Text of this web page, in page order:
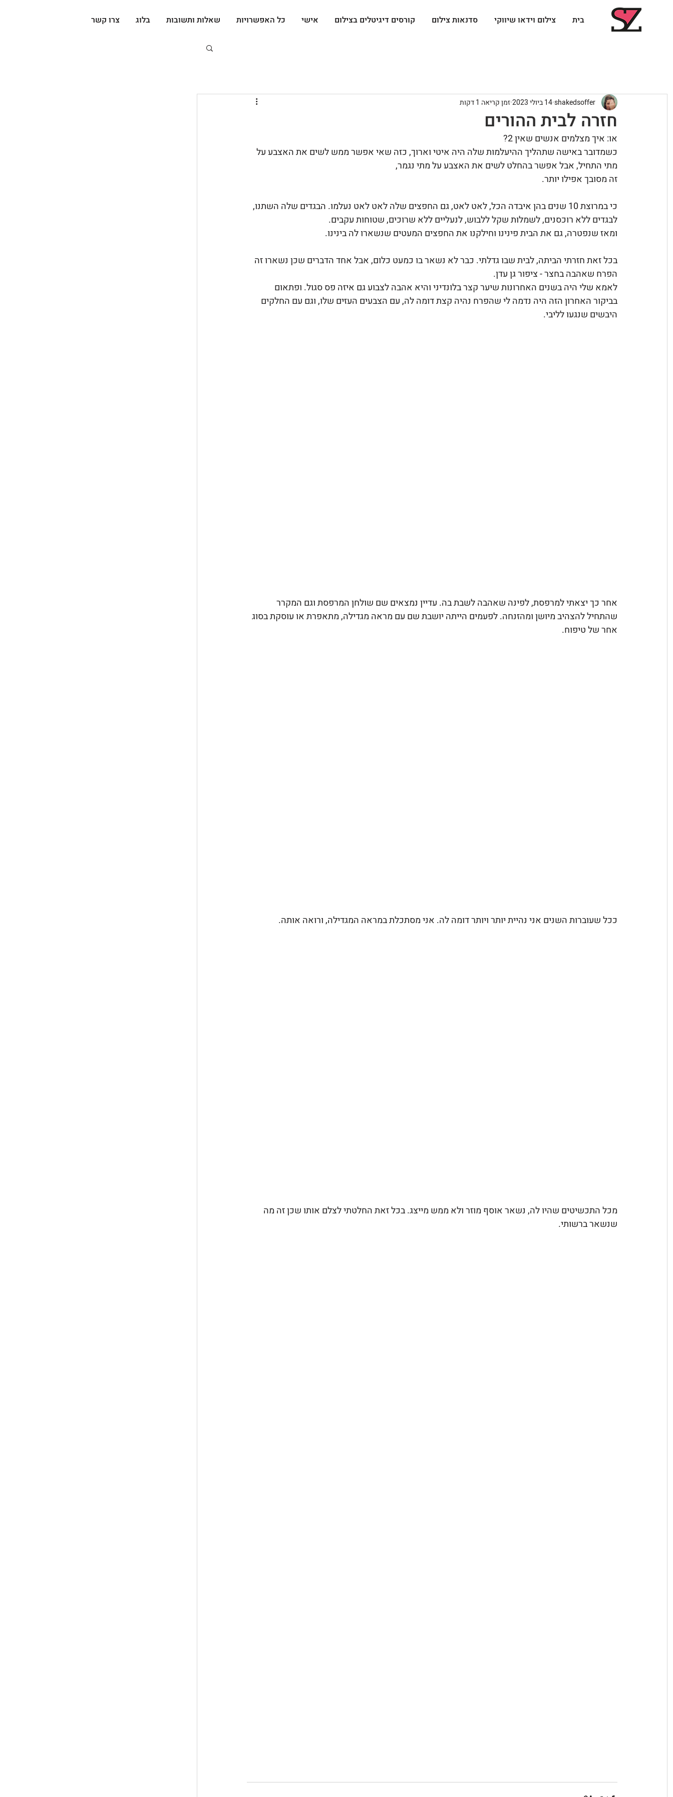
בית צילום וידאו שיווקי סדנאות צילום קורסים דיגיטלים בצילום אישי כל האפשרויות שאלות ותשובות בלוג צרו קשר
חזרה לבית ההורים
shakedsoffer14 ביולי 2023 זמן קריאה 1 דקות
או: איך מצלמים אנשים שאין 2?
כשמדובר באישה שתהליך ההיעלמות שלה היה איטי וארוך, כזה שאי אפשר ממש לשים את האצבע על
מתי התחיל, אבל אפשר בהחלט לשים את האצבע על מתי נגמר,
זה מסובך אפילו יותר.
כי במרוצת 10 שנים בהן איבדה הכל, לאט לאט, גם החפצים שלה לאט לאט נעלמו. הבגדים שלה השתנו,
לבגדים ללא רוכסנים, לשמלות שקל ללבוש, לנעליים ללא שרוכים, שטוחות עקבים.
ומאז שנפטרה, גם את הבית פינינו וחילקנו את החפצים המעטים שנשארו לה בינינו.
בכל זאת חזרתי הביתה, לבית שבו גדלתי. כבר לא נשאר בו כמעט כלום, אבל אחד הדברים שכן נשארו זה
הפרח שאהבה בחצר - ציפור גן עדן.
לאמא שלי היה בשנים האחרונות שיער קצר בלונדיני והיא אהבה לצבוע גם איזה פס סגול. ופתאום
בביקור האחרון הזה היה נדמה לי שהפרח נהיה קצת דומה לה, עם הצבעים העזים שלו, וגם עם החלקים
היבשים שנגעו לליבי.
אחר כך יצאתי למרפסת, לפינה שאהבה לשבת בה. עדיין נמצאים שם שולחן המרפסת וגם המקרר
שהתחיל להצהיב מיושן ומהזנחה. לפעמים הייתה יושבת שם עם מראה מגדילה, מתאפרת או עוסקת בסוג
אחר של טיפוח.
ככל שעוברות השנים אני נהיית יותר ויותר דומה לה. אני מסתכלת במראה המגדילה, ורואה אותה.
מכל התכשיטים שהיו לה, נשאר אוסף מוזר ולא ממש מייצג. בכל זאת החלטתי לצלם אותו שכן זה מה
שנשאר ברשותי.